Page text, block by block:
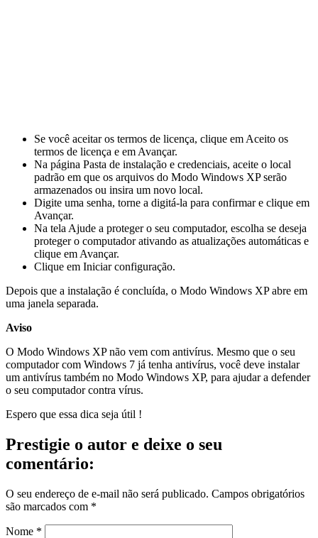
Se você aceitar os termos de licença, clique em Aceito os
termos de licença e em Avançar.
Na página Pasta de instalação e credenciais, aceite o local
padrão em que os arquivos do Modo Windows XP serão
armazenados ou insira um novo local.
Digite uma senha, torne a digitá-la para confirmar e clique em
Avançar.
Na tela Ajude a proteger o seu computador, escolha se deseja
proteger o computador ativando as atualizações automáticas e
clique em Avançar.
Clique em Iniciar configuração.
Depois que a instalação é concluída, o Modo Windows XP abre em
uma janela separada.
Aviso
O Modo Windows XP não vem com antivírus. Mesmo que o seu
computador com Windows 7 já tenha antivírus, você deve instalar
um antivírus também no Modo Windows XP, para ajudar a defender
o seu computador contra vírus.
Espero que essa dica seja útil !
Prestigie o autor e deixe o seu
comentário:
O seu endereço de e-mail não será publicado. Campos obrigatórios
são marcados com *
Nome *